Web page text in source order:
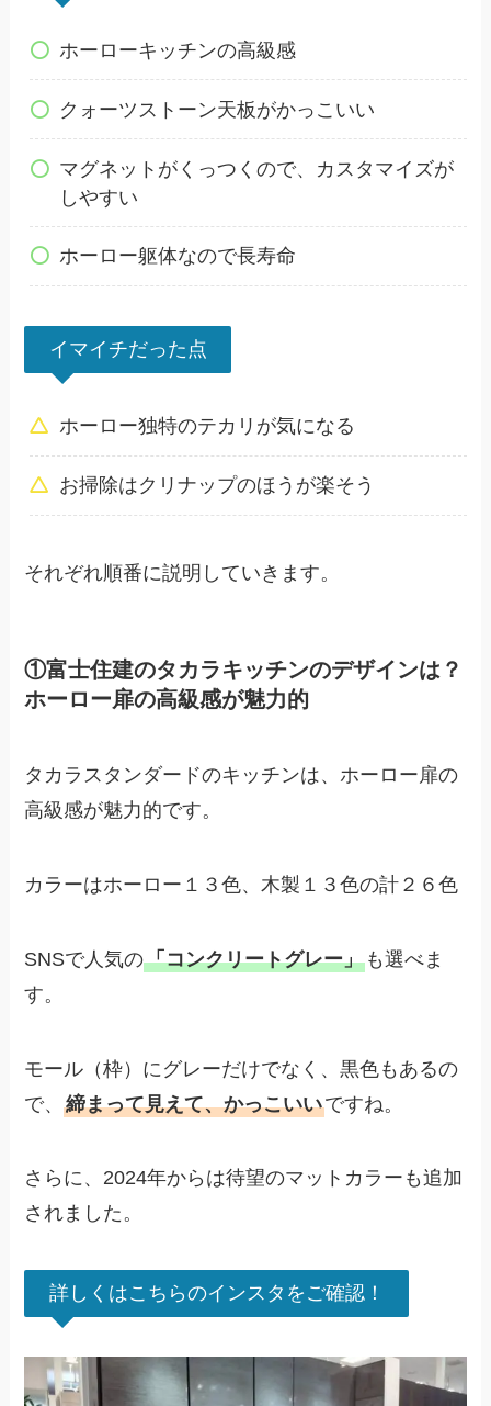
ホーローキッチンの高級感
クォーツストーン天板がかっこいい
マグネットがくっつくので、カスタマイズが
しやすい
ホーロー躯体なので長寿命
イマイチだった点
ホーロー独特のテカリが気になる
お掃除はクリナップのほうが楽そう
それぞれ順番に説明していきます。
①富士住建のタカラキッチンのデザインは？
ホーロー扉の高級感が魅力的
タカラスタンダードのキッチンは、ホーロー扉の
高級感が魅力的です。
カラーはホーロー１３色、木製１３色の計２６色
SNSで人気の「コンクリートグレー」 も選べま
す。
モール（枠）にグレーだけでなく、黒色もあるの
で、締まって見えて、かっこいいですね。
さらに、2024年からは待望のマットカラーも追加
されました。
詳しくはこちらのインスタをご確認！